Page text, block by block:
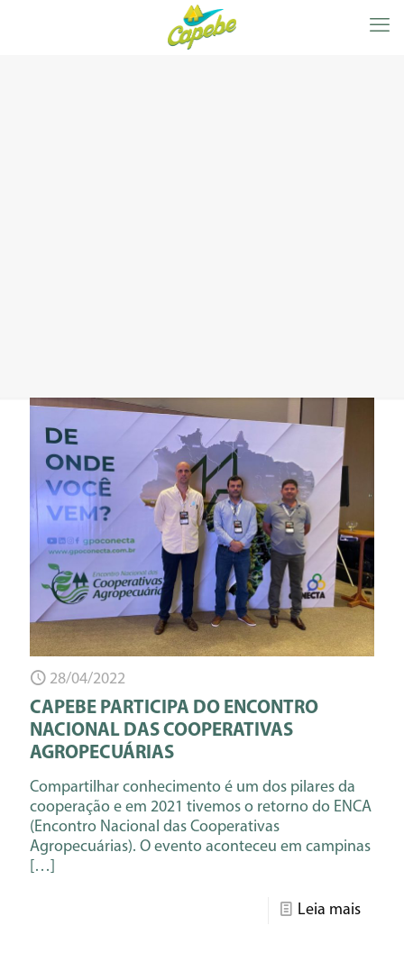
28/04/2022
CAPEBE PARTICIPA DO ENCONTRO
NACIONAL DAS COOPERATIVAS
AGROPECUÁRIAS
Compartilhar conhecimento é um dos pilares da
cooperação e em 2021 tivemos o retorno do ENCA
(Encontro Nacional das Cooperativas
Agropecuárias). O evento aconteceu em campinas
[…]
Leia mais